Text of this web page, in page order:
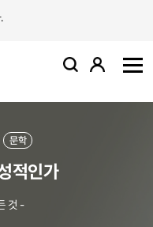
검색 로그인
문학
적인가
것 -